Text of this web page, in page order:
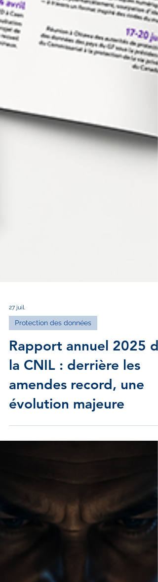
Protection des données
Rapport annuel 2025 de
la CNIL : derrière les
amendes record, une
évolution majeure